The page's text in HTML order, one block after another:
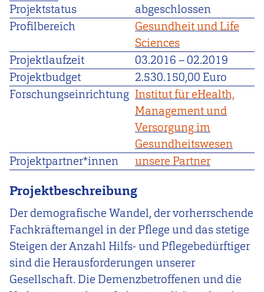
Projektstatus
abgeschlossen
Profilbereich
Gesundheit und Life
Sciences
Projektlaufzeit
03.2016 –02.2019
Projektbudget
2.530.150,00 Euro
Forschungseinrichtung Institut für eHealth,
Management und
Versorgung im
Gesundheitswesen
Projektpartner*innen
unsere Partner
Projektbeschreibung
Der demografische Wandel, der vorherrschende
Fachkräftemangel in der Pflege und das stetige
Steigen der Anzahl Hilfs- und Pflegebedürftiger
sind die Herausforderungen unserer
Gesellschaft. Die Demenzbetroffenen und die